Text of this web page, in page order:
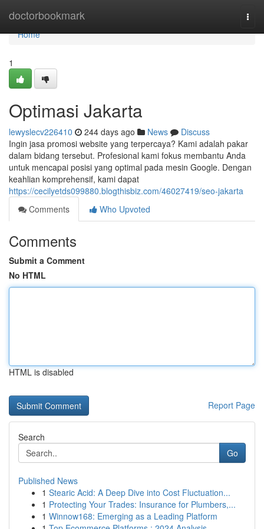
doctorbookmark
Home
Home
1
Optimasi Jakarta
lewyslecv226410 244 days ago News
Discuss
Ingin jasa promosi website yang terpercaya? Kami adalah pakar
dalam bidang tersebut. Profesional kami fokus membantu Anda
untuk mencapai posisi yang optimal pada mesin Google. Dengan
keahlian komprehensif, kami dapat
https://cecilyetds099880.blogthisbiz.com/46027419/seo-jakarta
Comments
Who Upvoted
Comments
Submit a Comment
No HTML
HTML is disabled
Report Page
Search
Go
Published News
1 Stearic Acid: A Deep Dive into Cost Fluctuation...
1 Protecting Your Trades: Insurance for Plumbers,...
1 Winnow168: Emerging as a Leading Platform